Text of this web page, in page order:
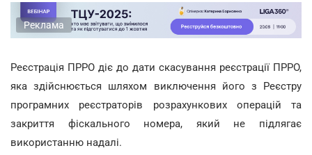
Реклама
Реєстрація ПРРО діє до дати скасування реєстрації ПРРО,
яка здійснюється шляхом виключення його з Реєстру
програмних реєстраторів розрахункових операцій та
закриття фіскального номера, який не підлягає
використанню надалі.